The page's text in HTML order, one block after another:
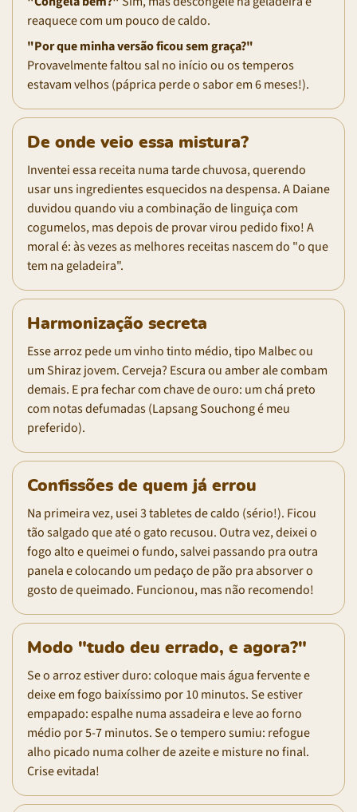
reaquece com um pouco de caldo.
"Por que minha versão ficou sem graça?"
Provavelmente faltou sal no início ou os temperos
estavam velhos (páprica perde o sabor em 6 meses!).
De onde veio essa mistura?
Inventei essa receita numa tarde chuvosa, querendo
usar uns ingredientes esquecidos na despensa. A Daiane
duvidou quando viu a combinação de linguiça com
cogumelos, mas depois de provar virou pedido fixo! A
moral é: às vezes as melhores receitas nascem do "o que
tem na geladeira".
Harmonização secreta
Esse arroz pede um vinho tinto médio, tipo Malbec ou
um Shiraz jovem. Cerveja? Escura ou amber ale combam
demais. E pra fechar com chave de ouro: um chá preto
com notas defumadas (Lapsang Souchong é meu
preferido).
Confissões de quem já errou
Na primeira vez, usei 3 tabletes de caldo (sério!). Ficou
tão salgado que até o gato recusou. Outra vez, deixei o
fogo alto e queimei o fundo, salvei passando pra outra
panela e colocando um pedaço de pão pra absorver o
gosto de queimado. Funcionou, mas não recomendo!
Modo "tudo deu errado, e agora?"
Se o arroz estiver duro: coloque mais água fervente e
deixe em fogo baixíssimo por 10 minutos. Se estiver
empapado: espalhe numa assadeira e leve ao forno
médio por 5-7 minutos. Se o tempero sumiu: refogue
alho picado numa colher de azeite e misture no final.
Crise evitada!